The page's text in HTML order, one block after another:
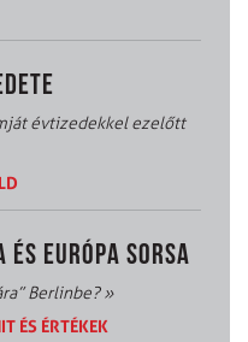
évtizedekkel ezelőtt
ÉS EURÓPA SORSA
Berlinbe?»
ÉS ÉRTÉKEK